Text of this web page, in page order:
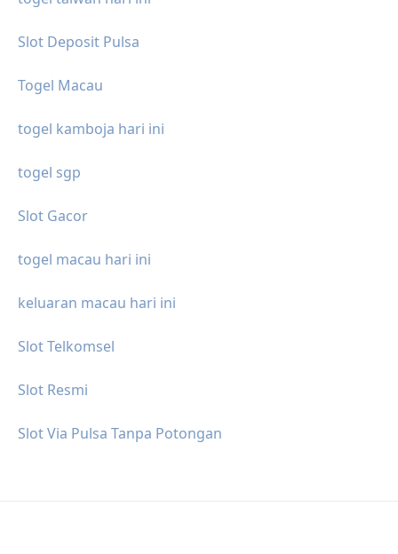
Slot Deposit Pulsa
Togel Macau
togel kamboja hari ini
togel sgp
Slot Gacor
togel macau hari ini
keluaran macau hari ini
Slot Telkomsel
Slot Resmi
Slot Via Pulsa Tanpa Potongan